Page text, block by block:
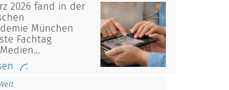
2026 fand in der
München
Fachtag